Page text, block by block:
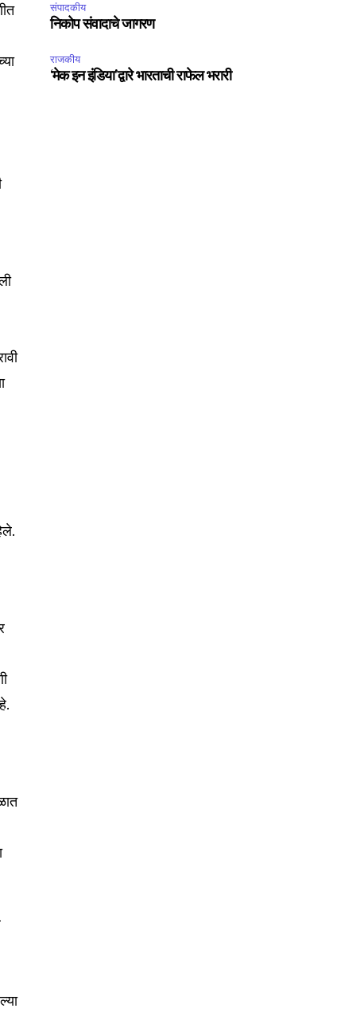
संपादकीय
निकोप संवादाचे जागरण
राजकीय
‘मेक इन इंडिया’द्वारे भारताची राफेल भरारी